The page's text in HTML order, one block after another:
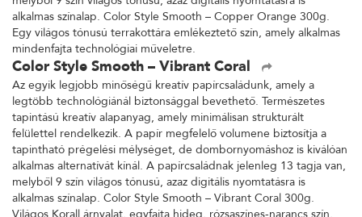
alkalmas színalap. Color Style Smooth – Copper Orange 300g.
Egy világos tónusú terrakottára emlékeztető szín, amely alkalmas
mindenfajta technológiai műveletre.
Color Style Smooth – Vibrant Coral
Az egyik legjobb minőségű kreatív papírcsaládunk, amely a
legtöbb technológiánál biztonsággal bevethető. Természetes
tapintású kreatív alapanyag, amely minimálisan strukturált
felülettel rendelkezik. A papír megfelelő volumene biztosítja a
tapintható prégelési mélységet, de dombornyomáshoz is kiválóan
alkalmas alternatívát kínál. A papírcsaládnak jelenleg 13 tagja van,
melyből 9 szín világos tónusú, azaz digitális nyomtatásra is
alkalmas színalap. Color Style Smooth – Vibrant Coral 300g.